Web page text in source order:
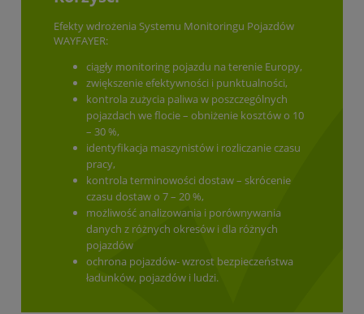
Efekty wdrożenia Systemu Monitoringu Pojazdów
WAYFAYER:
ciągły monitoring pojazdu na terenie Europy,
zwiększenie efektywności i punktualności,
kontrola zużycia paliwa w poszczególnych
pojazdach we flocie – obniżenie kosztów o 10
– 30 %,
identyfikacja maszynistów i rozliczanie czasu
pracy,
kontrola terminowości dostaw – skrócenie
czasu dostaw o 7 – 20 %,
możliwość analizowania i porównywania
danych z różnych okresów i dla różnych
pojazdów
ochrona pojazdów- wzrost bezpieczeństwa
ładunków, pojazdów i ludzi.